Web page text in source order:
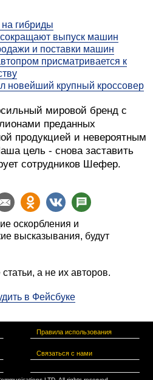
гибриды
выпуск машин
и поставки машин
присматривается к
новейший крупный кроссовер
мировой бренд с
преданных
продукцией и невероятным
цель - снова заставить
сотрудников Шефер.
оскорбления и
высказывания, будут
а не их авторов.
в Фейсбуке
Правила использования
Связаться с нами